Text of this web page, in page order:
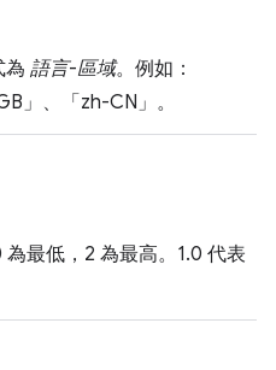
為 語言-區域。例如：
」、「zh-CN」。
最低，2 為最高。1.0 代表